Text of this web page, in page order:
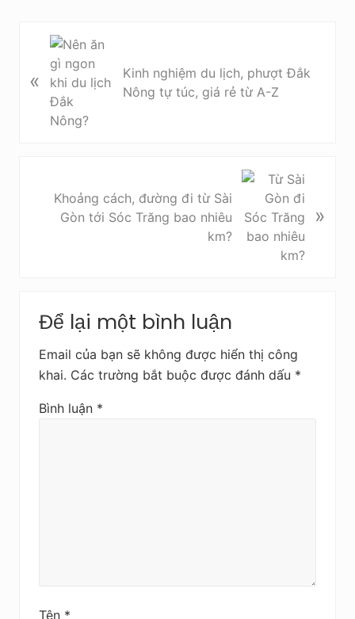
i
«
Kinh nghiệm du lịch, phượt Đắk
Nông tự túc, giá rẻ từ A-Z
Khoảng cách, đường đi từ Sài
Gòn tới Sóc Trăng bao nhiêu
km?
»
Reader
Interactions
Để lại một bình luận
Email của bạn sẽ không được hiển thị công
khai. Các trường bắt buộc được đánh dấu *
Bình luận *
Tên *